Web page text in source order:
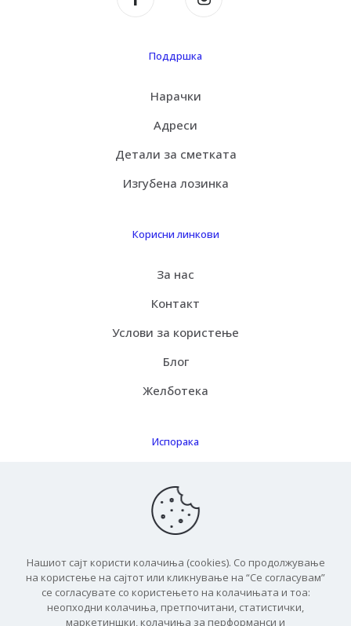
Поддршка
Нарачки
Адреси
Детали за сметката
Изгубена лозинка
Корисни линкови
За нас
Контакт
Услови за користење
Блог
Желботека
Испорака
Бесплатна испорака
ЧПП
© 2026 Баукит
Нашиот сајт користи колачиња (cookies). Со продолжување
на користење на сајтот или кликнување на “Се согласувам”
се согласувате со користењето на колачињата и тоа:
неопходни колачиња, претпочитани, статистички,
маркетиншки, колачиња за перформанси и